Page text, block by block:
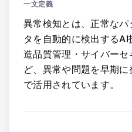
一文定義
異常検知とは、正常な
タを自動的に検出する
造品質管理・サイバー
ど、異常や問題を早期
で活用されています。